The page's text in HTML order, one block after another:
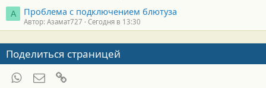
А Проблема с подключением блютуза
Автор: Азамат727 Сегодня в 13:30
Поделиться страницей
WhatsAppЭлектронная почта